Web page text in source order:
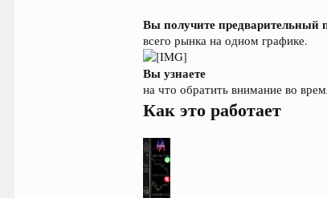
Вы получите предварительный
всего рынка на одном графике.
Вы узнаете
на что обратить внимание во
Как это работает